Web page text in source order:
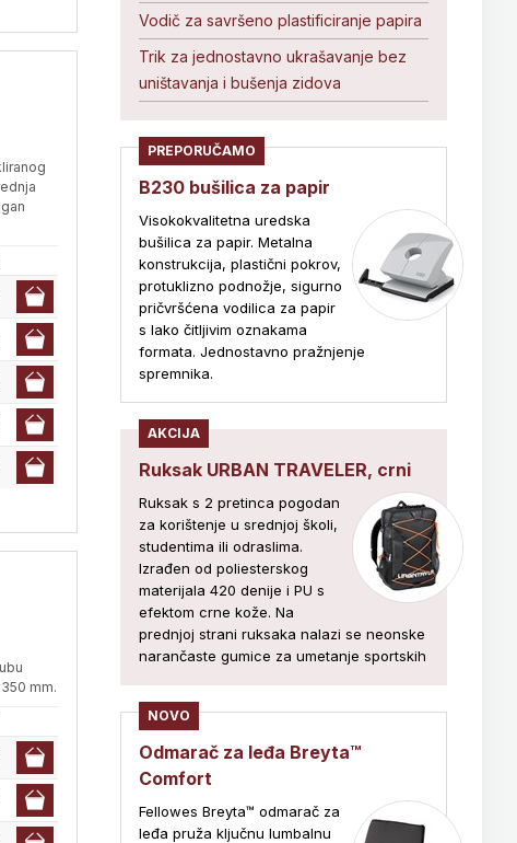
mm.
Vodič za savršeno plastificiranje papira
Trik za jednostavno ukrašavanje bez
uništavanja i bušenja zidova
PREPORUČAMO
B230 bušilica za papir
Visokokvalitetna uredska
bušilica za papir. Metalna
konstrukcija, plastični pokrov,
protuklizno podnožje, sigurno
pričvršćena vodilica za papir
s lako čitljivim oznakama
formata. Jednostavno pražnjenje
spremnika.
AKCIJA
Ruksak URBAN TRAVELER, crni
Ruksak s 2 pretinca pogodan
za korištenje u srednjoj školi,
studentima ili odraslima.
Izrađen od poliesterskog
materijala 420 denije i PU s
efektom crne kože. Na
prednjoj strani ruksaka nalazi se neonske
narančaste gumice za umetanje sportskih
NOVO
Odmarač za leđa Breyta™
Comfort
Fellowes Breyta™ odmarač za
leđa pruža ključnu lumbalnu